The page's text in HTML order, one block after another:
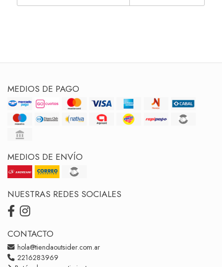
MEDIOS DE PAGO
MEDIOS DE ENVÍO
NUESTRAS REDES SOCIALES
CONTACTO
hola@tiendaoutsider.com.ar
2216283969